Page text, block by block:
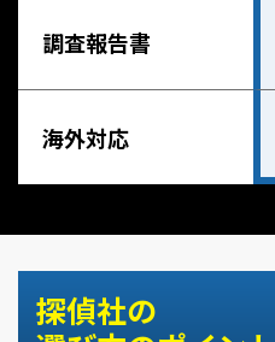
調査報告書
海外対応
探偵社の